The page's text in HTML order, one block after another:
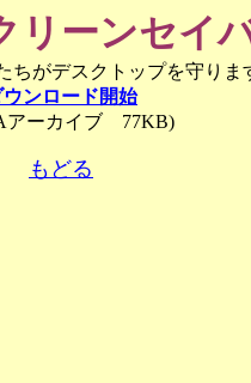
リーンセイ
ちがデスクトップを守りま
ウンロード開始
アーカイブ 77KB)
もどる